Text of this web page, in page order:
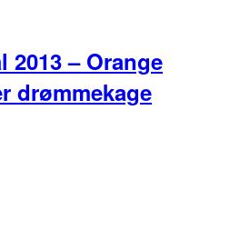
2013 – Orange
drømmekage